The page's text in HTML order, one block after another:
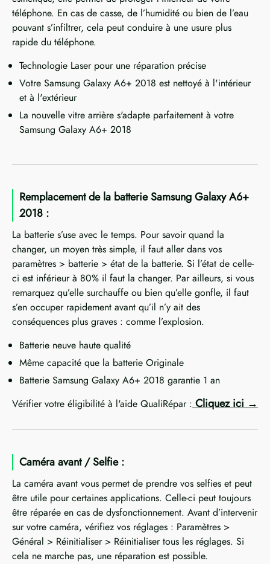
téléphone. En cas de casse, de l’humidité ou bien de l’eau
pouvant s’infiltrer, cela peut conduire à une usure plus
rapide du téléphone.
Technologie Laser pour une réparation précise
Votre Samsung Galaxy A6+ 2018 est nettoyé à l'intérieur
et à l'extérieur
La nouvelle vitre arrière s'adapte parfaitement à votre
Samsung Galaxy A6+ 2018
Remplacement de la batterie Samsung Galaxy A6+
2018 :
La batterie s’use avec le temps. Pour savoir quand la
changer, un moyen très simple, il faut aller dans vos
paramètres > batterie > état de la batterie. Si l’état de celle-
ci est inférieur à 80% il faut la changer. Par ailleurs, si vous
remarquez qu’elle surchauffe ou bien qu’elle gonfle, il faut
s’en occuper rapidement avant qu’il n’y ait des
conséquences plus graves : comme l’explosion.
Batterie neuve haute qualité
Même capacité que la batterie Originale
Batterie Samsung Galaxy A6+ 2018 garantie 1 an
Vérifier votre éligibilité à l'aide QualiRépar : Cliquez ici
Caméra avant / Selfie :
La caméra avant vous permet de prendre vos selfies et peut
être utile pour certaines applications. Celle-ci peut toujours
être réparée en cas de dysfonctionnement. Avant d’intervenir
sur votre caméra, vérifiez vos réglages : Paramètres >
Général > Réinitialiser > Réinitialiser tous les réglages. Si
cela ne marche pas, une réparation est possible.